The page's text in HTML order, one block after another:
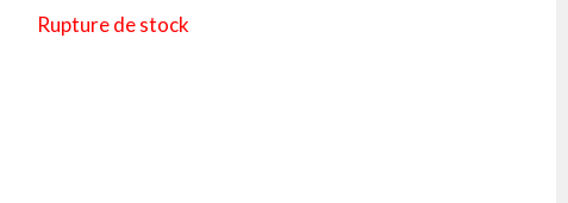
Rupture de stock